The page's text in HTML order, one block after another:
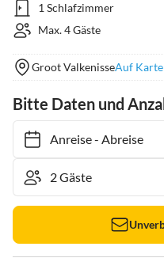
1 Schlafzimmer
Max. 4 Gäste
Groot ValkenisseAuf Karte
Bitte Daten und
Anreise- Abreise